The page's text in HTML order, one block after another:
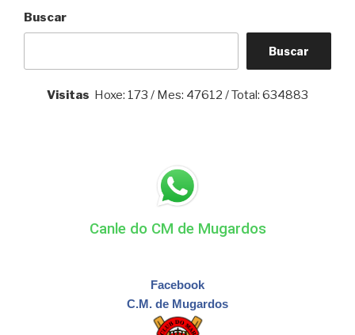
Buscar
Buscar
Visitas Hoxe: 173 / Mes: 47612 / Total: 634883
Canle do CM de Mugardos
Facebook
C.M. de Mugardos